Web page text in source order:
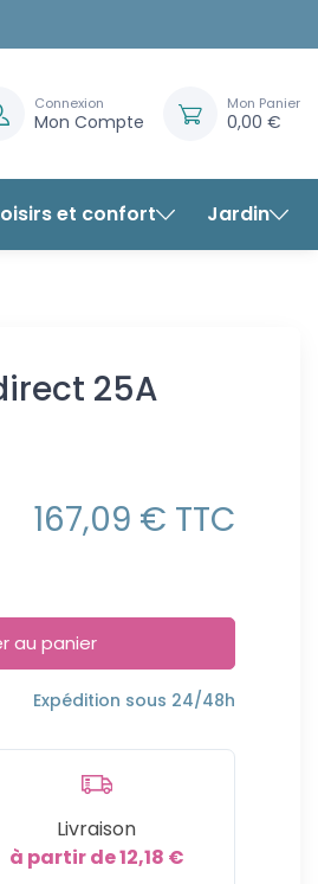
Connexion
Mon Compte
Mon Panier
0,00 €
et confort Jardin
25A
167,09 € TTC
au panier
Expédition sous 24/48h
Livraison
à partir de 12,18 €